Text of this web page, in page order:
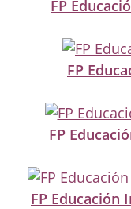
FP
FP
FP
FP Educación